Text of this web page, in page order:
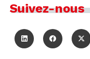
Suivez-nous